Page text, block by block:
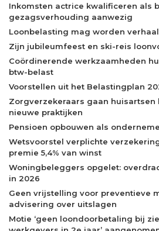
Inkomsten actrice kwalificeren als
gezagsverhouding aanwezig
Loonbelasting mag worden
Zijn jubileumfeest en ski-reis
Coördinerende werkzaamheden
btw-belast
Voorstellen uit het Belastingplan
Zorgverzekeraars gaan huisartsen
nieuwe praktijken
Pensioen opbouwen als
Wetsvoorstel verplichte
premie 5,4% van winst
Woningbeleggers opgelet:
in 2026
Geen vrijstelling voor preventieve
advisering over uitslagen
Motie ‘geen loondoorbetaling bij